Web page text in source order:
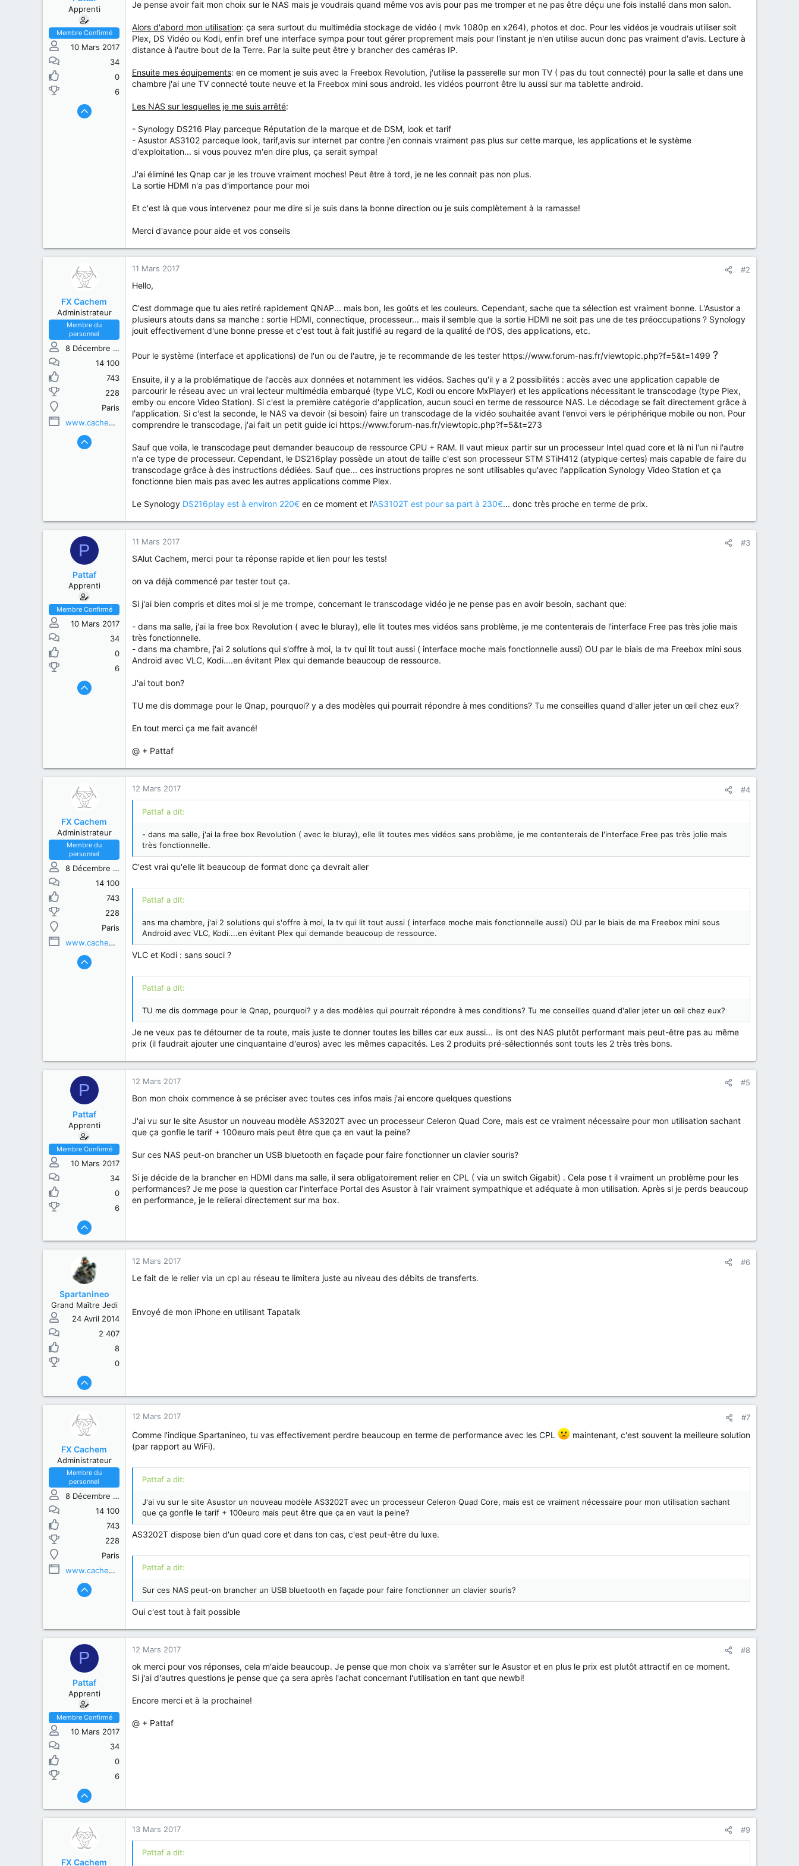
t
u
Apprenti
Membre Confirmé
10 Mars 2017
34
0
6
Je pense avoir fait mon choix sur le NAS mais je voudrais quand même vos avis pour pas me tromper et ne pas être déçu une fois installé dans mon salon.
Alors d'abord mon utilisation: ça sera surtout du multimédia stockage de vidéo ( mvk 1080p en x264), photos et doc. Pour les vidéos je voudrais utiliser soit
Plex, DS Vidéo ou Kodi, enfin bref une interface sympa pour tout gérer proprement mais pour l'instant je n'en utilise aucun donc pas vraiment d'avis. Lecture à
distance à l'autre bout de la Terre. Par la suite peut être y brancher des caméras IP.
Ensuite mes équipements: en ce moment je suis avec la Freebox Revolution, j'utilise la passerelle sur mon TV ( pas du tout connecté) pour la salle et dans une
chambre j'ai une TV connecté toute neuve et la Freebox mini sous android. les vidéos pourront être lu aussi sur ma tablette android.
Les NAS sur lesquelles je me suis arrêté:
- Synology DS216 Play parceque Réputation de la marque et de DSM, look et tarif
- Asustor AS3102 parceque look, tarif,avis sur internet par contre j'en connais vraiment pas plus sur cette marque, les applications et le système
d'exploitation... si vous pouvez m'en dire plus, ça serait sympa!
J'ai éliminé les Qnap car je les trouve vraiment moches! Peut être à tord, je ne les connait pas non plus.
La sortie HDMI n'a pas d'importance pour moi
Et c'est là que vous intervenez pour me dire si je suis dans la bonne direction ou je suis complètement à la ramasse!
Merci d'avance pour aide et vos conseils
FX Cachem
Administrateur
Membre du
personnel
8 Décembre 2013
14 100
743
228
Paris
www.cachem.fr
11 Mars 2017 #2
Hello,
C'est dommage que tu aies retiré rapidement QNAP... mais bon, les goûts et les couleurs. Cependant, sache que ta sélection est vraiment bonne. L'Asustor a
plusieurs atouts dans sa manche : sortie HDMI, connectique, processeur... mais il semble que la sortie HDMI ne soit pas une de tes préoccupations ? Synology
jouit effectivement d'une bonne presse et c'est tout à fait justifié au regard de la qualité de l'OS, des applications, etc.
Pour le système (interface et applications) de l'un ou de l'autre, je te recommande de les tester https://www.forum-nas.fr/viewtopic.php?f=5&t=1499 ?
Ensuite, il y a la problématique de l'accès aux données et notamment les vidéos. Saches qu'il y a 2 possibilités : accès avec une application capable de
parcourir le réseau avec un vrai lecteur multimédia embarqué (type VLC, Kodi ou encore MxPlayer) et les applications nécessitant le transcodage (type Plex,
emby ou encore Video Station). Si c'est la première catégorie d'application, aucun souci en terme de ressource NAS. Le décodage se fait directement grâce à
l'application. Si c'est la seconde, le NAS va devoir (si besoin) faire un transcodage de la vidéo souhaitée avant l'envoi vers le périphérique mobile ou non. Pour
comprendre le transcodage, j'ai fait un petit guide ici https://www.forum-nas.fr/viewtopic.php?f=5&t=273
Sauf que voila, le transcodage peut demander beaucoup de ressource CPU + RAM. Il vaut mieux partir sur un processeur Intel quad core et là ni l'un ni l'autre
n'a ce type de processeur. Cependant, le DS216play possède un atout de taille c'est son processeur STM STiH412 (atypique certes) mais capable de faire du
transcodage grâce à des instructions dédiées. Sauf que... ces instructions propres ne sont utilisables qu'avec l'application Synology Video Station et ça
fonctionne bien mais pas avec les autres applications comme Plex.
Le Synology DS216play est à environ 220€ en ce moment et l'AS3102T est pour sa part à 230€... donc très proche en terme de prix.
P
Pattaf
Apprenti
Membre Confirmé
10 Mars 2017
34
0
6
11 Mars 2017 #3
SAlut Cachem, merci pour ta réponse rapide et lien pour les tests!
on va déjà commencé par tester tout ça.
Si j'ai bien compris et dites moi si je me trompe, concernant le transcodage vidéo je ne pense pas en avoir besoin, sachant que:
- dans ma salle, j'ai la free box Revolution ( avec le bluray), elle lit toutes mes vidéos sans problème, je me contenterais de l'interface Free pas très jolie mais
très fonctionnelle.
- dans ma chambre, j'ai 2 solutions qui s'offre à moi, la tv qui lit tout aussi ( interface moche mais fonctionnelle aussi) OU par le biais de ma Freebox mini sous
Android avec VLC, Kodi....en évitant Plex qui demande beaucoup de ressource.
J'ai tout bon?
TU me dis dommage pour le Qnap, pourquoi? y a des modèles qui pourrait répondre à mes conditions? Tu me conseilles quand d'aller jeter un œil chez eux?
En tout merci ça me fait avancé!
@ + Pattaf
FX Cachem
Administrateur
Membre du
personnel
8 Décembre 2013
14 100
743
228
Paris
www.cachem.fr
12 Mars 2017 #4
Pattaf a dit:
- dans ma salle, j'ai la free box Revolution ( avec le bluray), elle lit toutes mes vidéos sans problème, je me contenterais de l'interface Free pas très jolie mais
très fonctionnelle.
C'est vrai qu'elle lit beaucoup de format donc ça devrait aller
Pattaf a dit:
ans ma chambre, j'ai 2 solutions qui s'offre à moi, la tv qui lit tout aussi ( interface moche mais fonctionnelle aussi) OU par le biais de ma Freebox mini sous
Android avec VLC, Kodi....en évitant Plex qui demande beaucoup de ressource.
VLC et Kodi : sans souci ?
Pattaf a dit:
TU me dis dommage pour le Qnap, pourquoi? y a des modèles qui pourrait répondre à mes conditions? Tu me conseilles quand d'aller jeter un œil chez eux?
Je ne veux pas te détourner de ta route, mais juste te donner toutes les billes car eux aussi... ils ont des NAS plutôt performant mais peut-être pas au même
prix (il faudrait ajouter une cinquantaine d'euros) avec les mêmes capacités. Les 2 produits pré-sélectionnés sont touts les 2 très très bons.
P
Pattaf
Apprenti
Membre Confirmé
10 Mars 2017
34
0
6
12 Mars 2017 #5
Bon mon choix commence à se préciser avec toutes ces infos mais j'ai encore quelques questions
J'ai vu sur le site Asustor un nouveau modèle AS3202T avec un processeur Celeron Quad Core, mais est ce vraiment nécessaire pour mon utilisation sachant
que ça gonfle le tarif + 100euro mais peut être que ça en vaut la peine?
Sur ces NAS peut-on brancher un USB bluetooth en façade pour faire fonctionner un clavier souris?
Si je décide de la brancher en HDMI dans ma salle, il sera obligatoirement relier en CPL ( via un switch Gigabit) . Cela pose t il vraiment un problème pour les
performances? Je me pose la question car l'interface Portal des Asustor à l'air vraiment sympathique et adéquate à mon utilisation. Après si je perds beaucoup
en performance, je le relierai directement sur ma box.
Spartanineo
Grand Maître Jedi
24 Avril 2014
2 407
8
0
12 Mars 2017 #6
Le fait de le relier via un cpl au réseau te limitera juste au niveau des débits de transferts.
Envoyé de mon iPhone en utilisant Tapatalk
FX Cachem
Administrateur
Membre du
personnel
8 Décembre 2013
14 100
743
228
Paris
www.cachem.fr
12 Mars 2017 #7
Comme l'indique Spartanineo, tu vas effectivement perdre beaucoup en terme de performance avec les CPL
maintenant, c'est souvent la meilleure solution
(par rapport au WiFi).
Pattaf a dit:
J'ai vu sur le site Asustor un nouveau modèle AS3202T avec un processeur Celeron Quad Core, mais est ce vraiment nécessaire pour mon utilisation sachant
que ça gonfle le tarif + 100euro mais peut être que ça en vaut la peine?
AS3202T dispose bien d'un quad core et dans ton cas, c'est peut-être du luxe.
Pattaf a dit:
Sur ces NAS peut-on brancher un USB bluetooth en façade pour faire fonctionner un clavier souris?
Oui c'est tout à fait possible
P
Pattaf
Apprenti
Membre Confirmé
10 Mars 2017
34
0
6
12 Mars 2017 #8
ok merci pour vos réponses, cela m'aide beaucoup. Je pense que mon choix va s'arrêter sur le Asustor et en plus le prix est plutôt attractif en ce moment.
Si j'ai d'autres questions je pense que ça sera après l'achat concernant l'utilisation en tant que newbi!
Encore merci et à la prochaine!
@ + Pattaf
FX Cachem
13 Mars 2017 #9
Pattaf a dit: